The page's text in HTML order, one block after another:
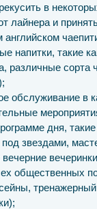
в
лайнера и
английском
напитки, такие
различные сорта
обслуживание в
дня,
звездами,
общественных